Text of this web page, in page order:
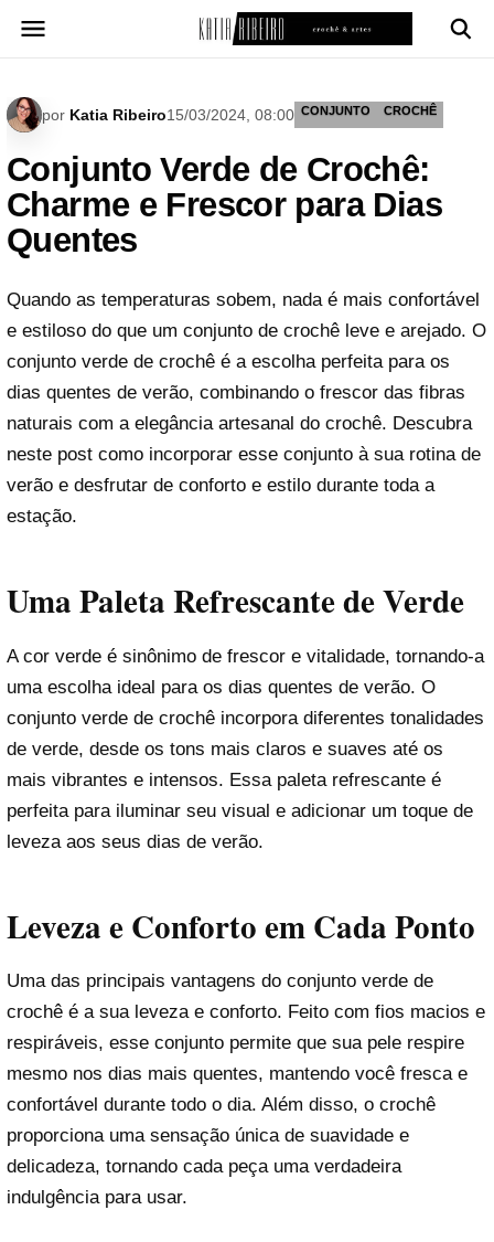
para
por Katia Ribeiro15/03/2024, 08:00 CONJUNTO CROCHÊ
Conjunto Verde de Crochê:
Charme e Frescor para Dias
Quentes
Quando as temperaturas sobem, nada é mais confortável
e estiloso do que um conjunto de crochê leve e arejado. O
conjunto verde de crochê é a escolha perfeita para os
dias quentes de verão, combinando o frescor das fibras
naturais com a elegância artesanal do crochê. Descubra
neste post como incorporar esse conjunto à sua rotina de
verão e desfrutar de conforto e estilo durante toda a
estação.
Uma Paleta Refrescante de Verde
A cor verde é sinônimo de frescor e vitalidade, tornando-a
uma escolha ideal para os dias quentes de verão. O
conjunto verde de crochê incorpora diferentes tonalidades
de verde, desde os tons mais claros e suaves até os
mais vibrantes e intensos. Essa paleta refrescante é
perfeita para iluminar seu visual e adicionar um toque de
leveza aos seus dias de verão.
Leveza e Conforto em Cada Ponto
Uma das principais vantagens do conjunto verde de
crochê é a sua leveza e conforto. Feito com fios macios e
respiráveis, esse conjunto permite que sua pele respire
mesmo nos dias mais quentes, mantendo você fresca e
confortável durante todo o dia. Além disso, o crochê
proporciona uma sensação única de suavidade e
delicadeza, tornando cada peça uma verdadeira
indulgência para usar.